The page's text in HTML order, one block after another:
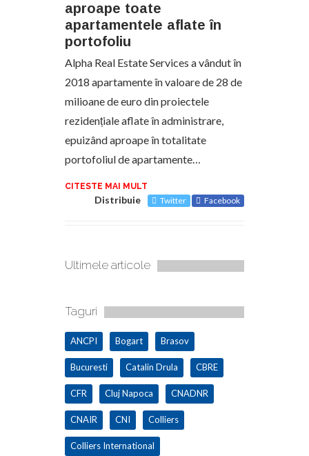
aproape toate
apartamentele aflate în
portofoliu
Alpha Real Estate Services a vândut în
2018 apartamente în valoare de 28 de
milioane de euro din proiectele
rezidențiale aflate în administrare,
epuizând aproape în totalitate
portofoliul de apartamente…
CITESTE MAI MULT
Distribuie Twitter Facebook
Ultimele articole
Taguri
ANCPI Bogart Brasov
Bucuresti Catalin Drula CBRE
CFR Cluj Napoca CNADNR
CNAIR CNI Colliers
Colliers International